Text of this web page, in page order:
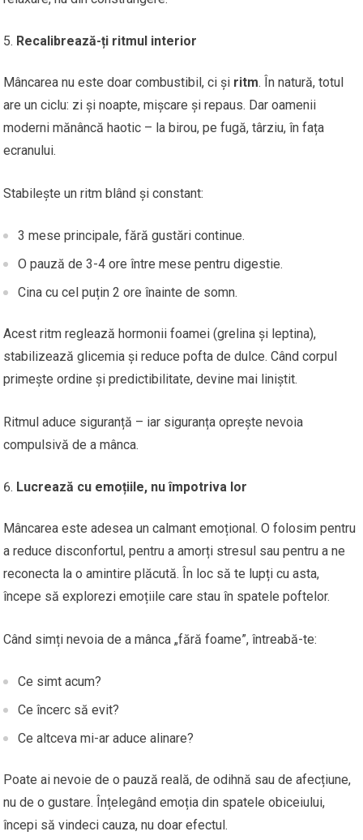
Recalibrează-ți ritmul interior
Mâncarea nu este doar combustibil, ci și ritm. În natură, totul
are un ciclu: zi și noapte, mișcare și repaus. Dar oamenii
moderni mănâncă haotic – la birou, pe fugă, târziu, în fața
ecranului.
Stabilește un ritm blând și constant:
3 mese principale, fără gustări continue.
O pauză de 3-4 ore între mese pentru digestie.
Cina cu cel puțin 2 ore înainte de somn.
Acest ritm reglează hormonii foamei (grelina și leptina),
stabilizează glicemia și reduce pofta de dulce. Când corpul
primește ordine și predictibilitate, devine mai liniștit.
Ritmul aduce siguranță – iar siguranța oprește nevoia
compulsivă de a mânca.
Lucrează cu emoțiile, nu împotriva lor
Mâncarea este adesea un calmant emoțional. O folosim pentru
a reduce disconfortul, pentru a amorți stresul sau pentru a ne
reconecta la o amintire plăcută. În loc să te lupți cu asta,
începe să explorezi emoțiile care stau în spatele poftelor.
Când simți nevoia de a mânca „fără foame”, întreabă-te:
Ce simt acum?
Ce încerc să evit?
Ce altceva mi-ar aduce alinare?
Poate ai nevoie de o pauză reală, de odihnă sau de afecțiune,
nu de o gustare. Înțelegând emoția din spatele obiceiului,
începi să vindeci cauza, nu doar efectul.